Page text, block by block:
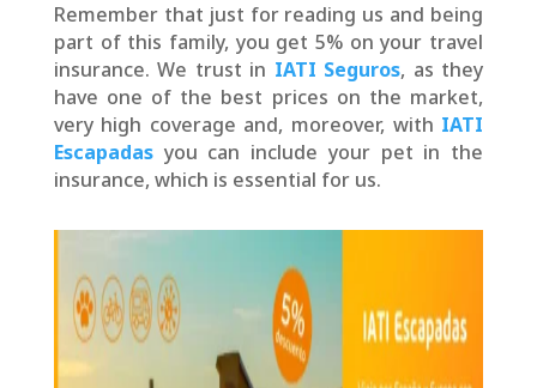
Remember that just for reading us and being
part of this family, you get 5% on your travel
insurance. We trust in IATI Seguros, as they
have one of the best prices on the market,
very high coverage and, moreover, with IATI
Escapadas you can include your pet in the
insurance, which is essential for us.